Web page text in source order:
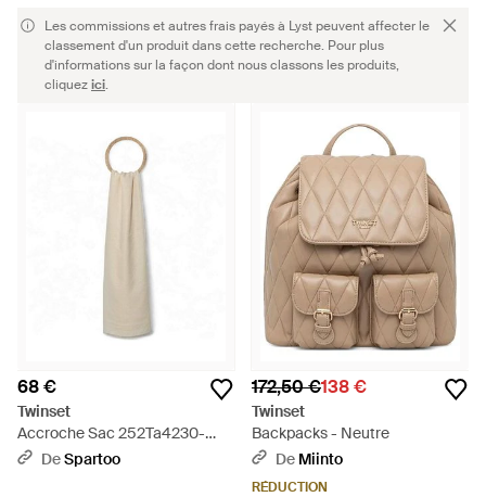
Les commissions et autres frais payés à Lyst peuvent affecter le
classement d'un produit dans cette recherche. Pour plus
d'informations sur la façon dont nous classons les produits,
cliquezici.
68 €
Twinset
Accroche Sac 252Ta4230-
07222 - Blanc
DeSpartoo
172,50 €138 €
Twinset
Backpacks - Neutre
De Miinto
RÉDUCTION